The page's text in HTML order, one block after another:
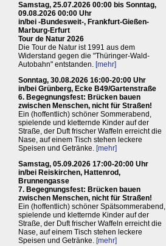
Samstag, 25.07.2026 00:00 bis Sonntag,
09.08.2026 00:00 Uhr
in/bei -Bundesweit-, Frankfurt-Gießen-
Marburg-Erfurt
Tour de Natur 2026
Die Tour de Natur ist 1991 aus dem
Widerstand gegen die "Thüringer-Wald-
Autobahn" entstanden. [mehr]
Sonntag, 30.08.2026 16:00-20:00 Uhr
in/bei Grünberg, Ecke B49/Gartenstraße
6. Begegnungsfest: Brücken bauen
zwischen Menschen, nicht für Straßen!
Ein (hoffentlich) schöner Sommerabend,
spielende und kletternde Kinder auf der
Straße, der Duft frischer Waffeln erreicht die
Nase, auf einem Tisch stehen leckere
Speisen und Getränke. [mehr]
Samstag, 05.09.2026 17:00-20:00 Uhr
in/bei Reiskirchen, Hattenrod,
Brunnengasse
7. Begegnungsfest: Brücken bauen
zwischen Menschen, nicht für Straßen!
Ein (hoffentlich) schöner Spätsommerabend,
spielende und kletternde Kinder auf der
Straße, der Duft frischer Waffeln erreicht die
Nase, auf einem Tisch stehen leckere
Speisen und Getränke. [mehr]